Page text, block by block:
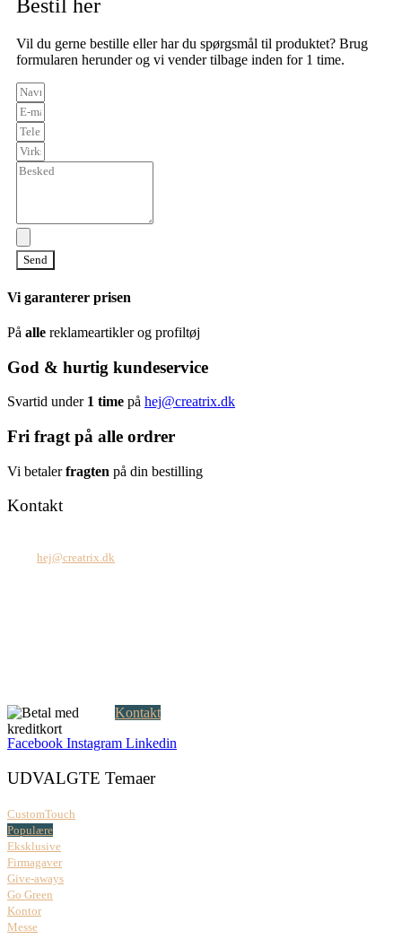
Bestil her
Vil du gerne bestille eller har du spørgsmål til produktet? Brug
formularen herunder og vi vender tilbage inden for 1 time.
Send
Vi garanterer prisen
På alle reklameartikler og profiltøj
God & hurtig kundeservice
Svartid under 1 time på hej@creatrix.dk
Fri fragt på alle ordrer
Vi betalerfragten på din bestilling
Kontakt
hej@creatrix.dk
Kontakt
Facebook Instagram Linkedin
UDVALGTE Temaer
CustomTouch
Populære
Eksklusive
Firmagaver
Give-aways
Go Green
Kontor
Messe